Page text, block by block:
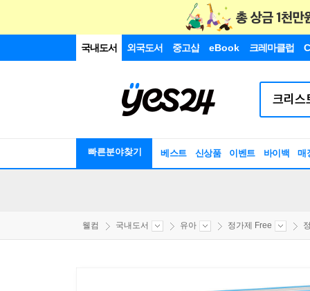
국내도서 외국도서 중고샵 eBook 크레마클럽
빠른분야찾기 베스트 신상품 이벤트 바이백 매
웰컴 국내도서 유아 정가제 Free